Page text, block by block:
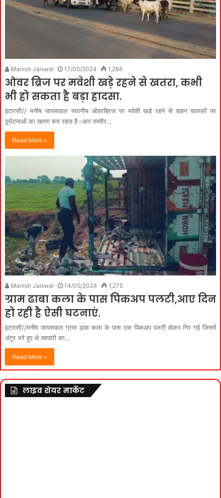
Manish Jaiswal 17/05/2024 1,284
ओवर ब्रिज पर मवेशी खड़े रहने से खतरा, कभी
भी हो सकता है बड़ा हादसा.
इटारसी// मनीष जायसवाल स्थानीय ओवरब्रिज पर मवेशी खड़े रहने से वाहन चालकों पर
दुर्घटनाओं का खतरा बना रहता है।आप तस्वीर…
Read More »
Manish Jaiswal 14/05/2024 1,275
ग्राम ढाबा कला के पास पिकअप पलटी,आए दिन
हो रही है ऐसी घटनाएं.
इटारसी//मनीष जायसवाल ग्राम ढाबा कला के पास एक पिकअप पलटी होकर गिर गई जिसमें
अंगूर भरे हुए थे व्यापारी का…
Read More »
लाइव शेयर मार्केट